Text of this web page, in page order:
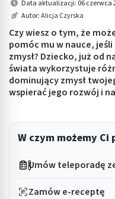
submenu: Higiena
submenu: Sprzęt
submenu: Intymne
Data aktualizacji: 06 czerwca
Autor:Alicja Czyrska
Czy wiesz o tym, że
pomóc mu w nauce,
zmysł? Dziecko, już od
świata wykorzystuje
dominujący zmysł
wspierać jego rozwój i
W czym możemy Ci
Umów teleporadę
Zamów e-receptę